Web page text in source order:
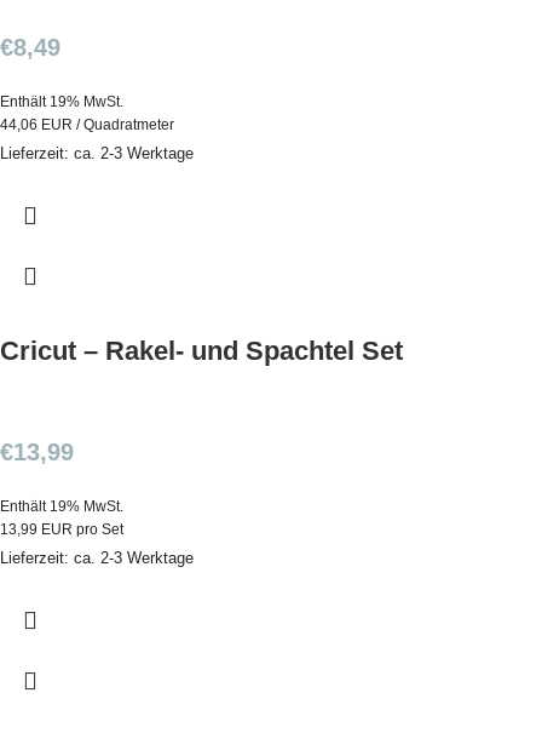
€8,49
Enthält 19% MwSt.
44,06 EUR / Quadratmeter
Lieferzeit: ca. 2-3 Werktage
Cricut – Rakel- und Spachtel Set
€13,99
Enthält 19% MwSt.
13,99 EUR pro Set
Lieferzeit: ca. 2-3 Werktage